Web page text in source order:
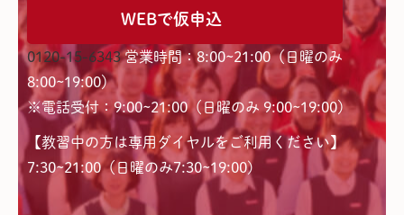
WEBで仮申込
0120-15-6343 営業時間：8:00~21:00（日曜のみ
8:00~19:00）
※電話受付：9:00~21:00（日曜のみ 9:00~19:00）
【教習中の方は専用ダイヤルをご利用ください】
7:30~21:00（日曜のみ7:30~19:00)